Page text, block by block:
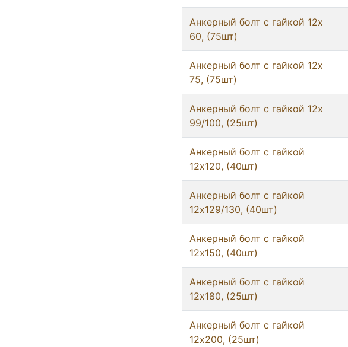
Анкерный болт с гайкой 12x
60, (75шт)
Анкерный болт с гайкой 12x
75, (75шт)
Анкерный болт с гайкой 12x
99/100, (25шт)
Анкерный болт с гайкой
12x120, (40шт)
Анкерный болт с гайкой
12x129/130, (40шт)
Анкерный болт с гайкой
12x150, (40шт)
Анкерный болт с гайкой
12x180, (25шт)
Анкерный болт с гайкой
12x200, (25шт)